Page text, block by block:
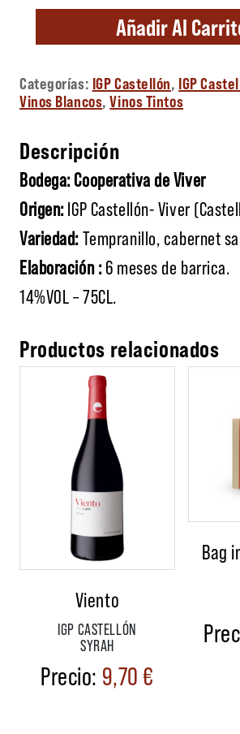
Añadir Al
Categorías: IGP Castellón, IGP
Vinos Blancos,Vinos Tintos
Descripción
Bodega: Cooperativa de Viver
Origen:IGP Castellón- Viver
Variedad:Tempranillo, cabernet
Elaboración :6 meses de barrica.
14%VOL – 75CL.
Productos relacionados
Viento
IGP CASTELLÓN
SYRAH
9,70€
Bag